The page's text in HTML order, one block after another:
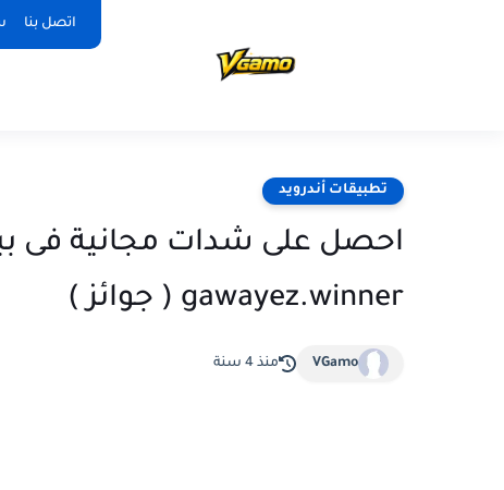
اتصل بنا
تطبيقات أندرويد
احصل على شدات مجانية فى
gawayez.winner ( جوائز )
VGamo منذ 4 سنة